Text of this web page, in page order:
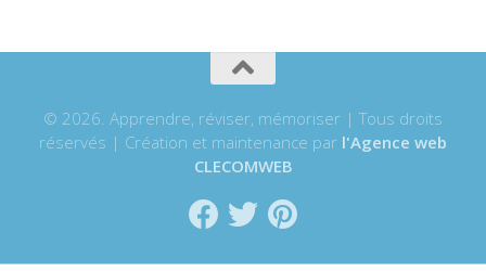
© 2026. Apprendre, réviser, mémoriser | Tous droits
réservés | Création et maintenance par l'Agence web
CLECOMWEB